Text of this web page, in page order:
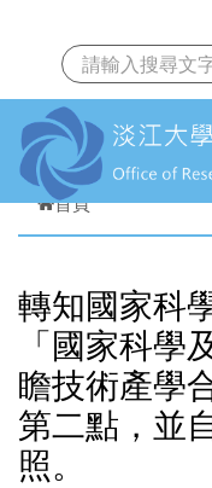
跳到主要內容
上一頁
首頁
轉知國家科
「國家科學
瞻技術產學
第二點，並
照。